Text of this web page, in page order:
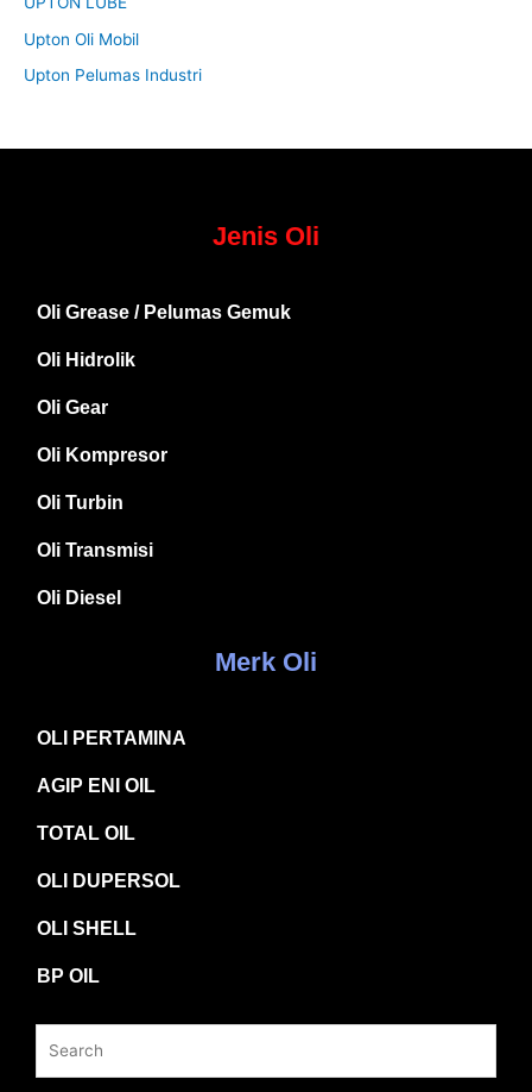
Upton Oli Mobil
Upton Pelumas Industri
Jenis Oli
Oli Grease / Pelumas Gemuk
Oli Hidrolik
Oli Gear
Oli Kompresor
Oli Turbin
Oli Transmisi
Oli Diesel
Merk Oli
OLI PERTAMINA
AGIP ENI OIL
TOTAL OIL
OLI DUPERSOL
OLI SHELL
BP OIL